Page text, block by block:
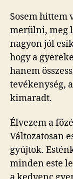
Sosem hittem
merülni, meg
nagyon jól
hogy a
hanem
tevékenység,
kimaradt.
Élvezem a
Változatosan
gyújtok.
minden este